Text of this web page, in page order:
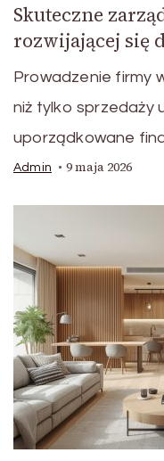
Skuteczne
rozwijającej się
Prowadzenie firmy
niż tylko sprzedaży
uporządkowane
Admin 9 maja 2026